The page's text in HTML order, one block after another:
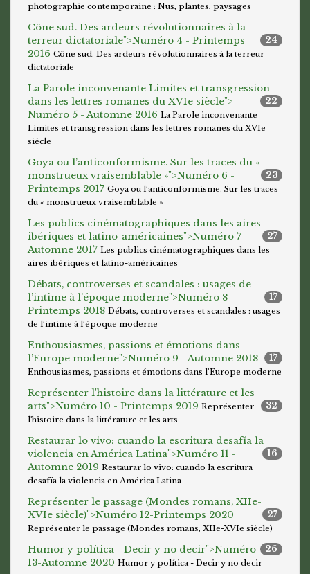
photographie contemporaine : Nus, plantes, paysages
Cône sud. Des ardeurs révolutionnaires à la
terreur dictatoriale">
24
Numéro 4 - Printemps
2016 Cône sud. Des ardeurs révolutionnaires à la terreur
dictatoriale
La Parole inconvenante Limites et transgression
dans les lettres romanes du XVIe siècle">
22
Numéro 5 - Automne 2016 La Parole inconvenante
Limites et transgression dans les lettres romanes du XVIe
siècle
Goya ou l’anticonformisme. Sur les traces du «
monstrueux vraisemblable »">
23
Numéro 6 -
Printemps 2017 Goya ou l’anticonformisme. Sur les traces
du « monstrueux vraisemblable »
Les publics cinématographiques dans les aires
ibériques et latino-américaines">
27
Numéro 7 -
Automne 2017 Les publics cinématographiques dans les
aires ibériques et latino-américaines
Débats, controverses et scandales : usages de
l’intime à l’époque moderne">
17
Numéro 8 -
Printemps 2018 Débats, controverses et scandales : usages
de l’intime à l’époque moderne
Enthousiasmes, passions et émotions dans
l’Europe moderne">
17
Numéro 9 - Automne 2018
Enthousiasmes, passions et émotions dans l’Europe moderne
Représenter l'histoire dans la littérature et les
arts">
32
Numéro 10 - Printemps 2019 Représenter
l'histoire dans la littérature et les arts
Restaurar lo vivo: cuando la escritura desafía la
violencia en América Latina">
16
Numéro 11 -
Automne 2019 Restaurar lo vivo: cuando la escritura
desafía la violencia en América Latina
Représenter le passage (Mondes romans, XIIe-
XVIe siècle)">
27
Numéro 12-Printemps 2020
Représenter le passage (Mondes romans, XIIe-XVIe siècle)
Humor y política - Decir y no decir"> 26
Numéro
13-Automne 2020 Humor y política - Decir y no decir